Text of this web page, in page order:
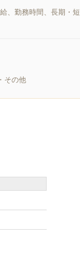
、勤務時間、長期・短
その他